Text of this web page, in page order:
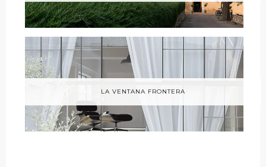
LA VENTANA FRONTERA